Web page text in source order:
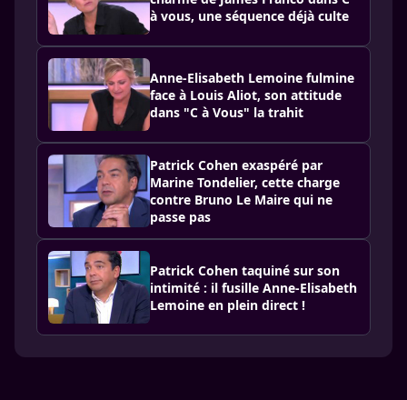
à vous, une séquence déjà culte
Anne-Elisabeth Lemoine fulmine
face à Louis Aliot, son attitude
dans "C à Vous" la trahit
Patrick Cohen exaspéré par
Marine Tondelier, cette charge
contre Bruno Le Maire qui ne
passe pas
Patrick Cohen taquiné sur son
intimité : il fusille Anne-Elisabeth
Lemoine en plein direct !